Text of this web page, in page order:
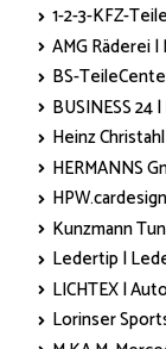
1-2-3-KFZ-
AMG Räderei
BS-
BUSINESS 24
Heinz
HERMANNS
Kunzmann
Ledertip |
LICHTEX |
Lorinser